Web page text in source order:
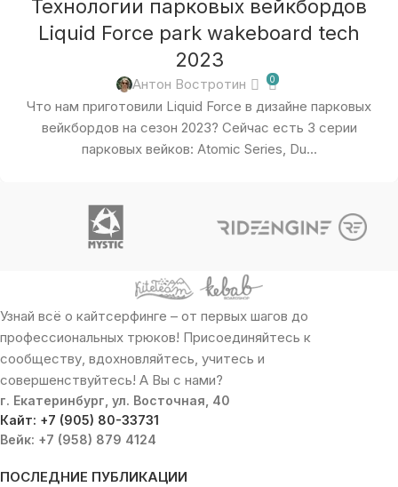
Технологии парковых вейкбордов
Liquid Force park wakeboard tech
2023
Антон Востротин 0
Что нам приготовили Liquid Force в дизайне парковых
вейкбордов на сезон 2023? Сейчас есть 3 серии
парковых вейков: Atomic Series, Du...
Узнай всё о кайтсерфинге – от первых шагов до
профессиональных трюков! Присоединяйтесь к
сообществу, вдохновляйтесь, учитесь и
совершенствуйтесь! А Вы с нами?
г. Екатеринбург, ул. Восточная, 40
Кайт: +7 (905) 80-33731
Вейк: +7 (958) 879 4124
ПОСЛЕДНИЕ ПУБЛИКАЦИИ